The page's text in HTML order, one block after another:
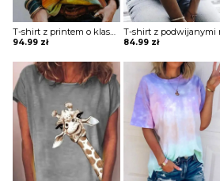
94.99 zł 84.99 zł